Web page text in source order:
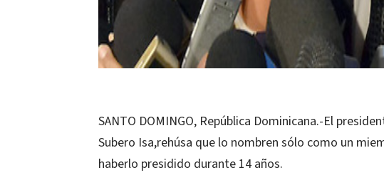
SANTO DOMINGO, República Dominicana.-El
Subero Isa,rehúsa que lo nombren sólo como un
haberlo presidido durante 14 años.